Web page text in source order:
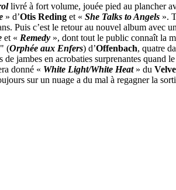
livré à fort volume, jouée pied au plancher
» d’Otis Reding et « She Talks to Angels ».
Puis c’est le retour au nouvel album avec
et « Remedy », dont tout le public connaît la
" (Orphée aux Enfers) d’Offenbach, quatre
jambes en acrobaties surprenantes quand
donné « White Light/White Heat» du
sur un nuage a du mal à regagner la